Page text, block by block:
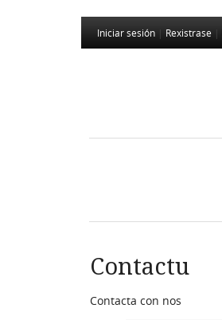
Iniciar sesión Rexistrase
Contactu
Contacta con nos